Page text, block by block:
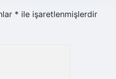
* ile işaretlenmişlerdir